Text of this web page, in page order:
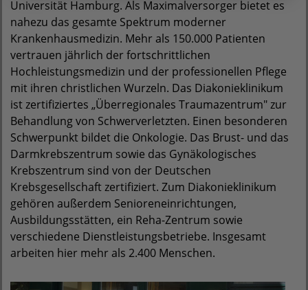
Universität Hamburg. Als Maximalversorger bietet es
nahezu das gesamte Spektrum moderner
Krankenhausmedizin. Mehr als 150.000 Patienten
vertrauen jährlich der fortschrittlichen
Hochleistungsmedizin und der professionellen Pflege
mit ihren christlichen Wurzeln. Das Diakonieklinikum
ist zertifiziertes „Überregionales Traumazentrum" zur
Behandlung von Schwerverletzten. Einen besonderen
Schwerpunkt bildet die Onkologie. Das Brust- und das
Darmkrebszentrum sowie das Gynäkologisches
Krebszentrum sind von der Deutschen
Krebsgesellschaft zertifiziert. Zum Diakonieklinikum
gehören außerdem Senioreneinrichtungen,
Ausbildungsstätten, ein Reha-Zentrum sowie
verschiedene Dienstleistungsbetriebe. Insgesamt
arbeiten hier mehr als 2.400 Menschen.